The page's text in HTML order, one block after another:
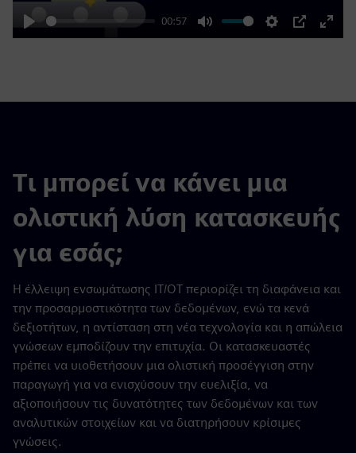
Play
00:57
Mute Settings
PIP
Enter
Τι μπορεί να κάνει μια
ολιστική λύση κατασκευής
για εσάς;
Η έλλειψη ενσωμάτωσης IT/OT περιορίζει τη διαφάνεια και
την προσαρμοστικότητα των δεδομένων, ενώ τα κενά
δεξιοτήτων, η αντίσταση στη νέα τεχνολογία και η απώλεια
γνώσεων εμποδίζουν την επιτυχία. Οι κατασκευαστές
πρέπει να υιοθετήσουν μια ολιστική προσέγγιση στην
παραγωγή για να ενισχύσουν την ευελιξία, να
αξιοποιήσουν τις δυνατότητες των δεδομένων και των
αναλυτικών στοιχείων και να διατηρήσουν κρίσιμες
γνώσεις.